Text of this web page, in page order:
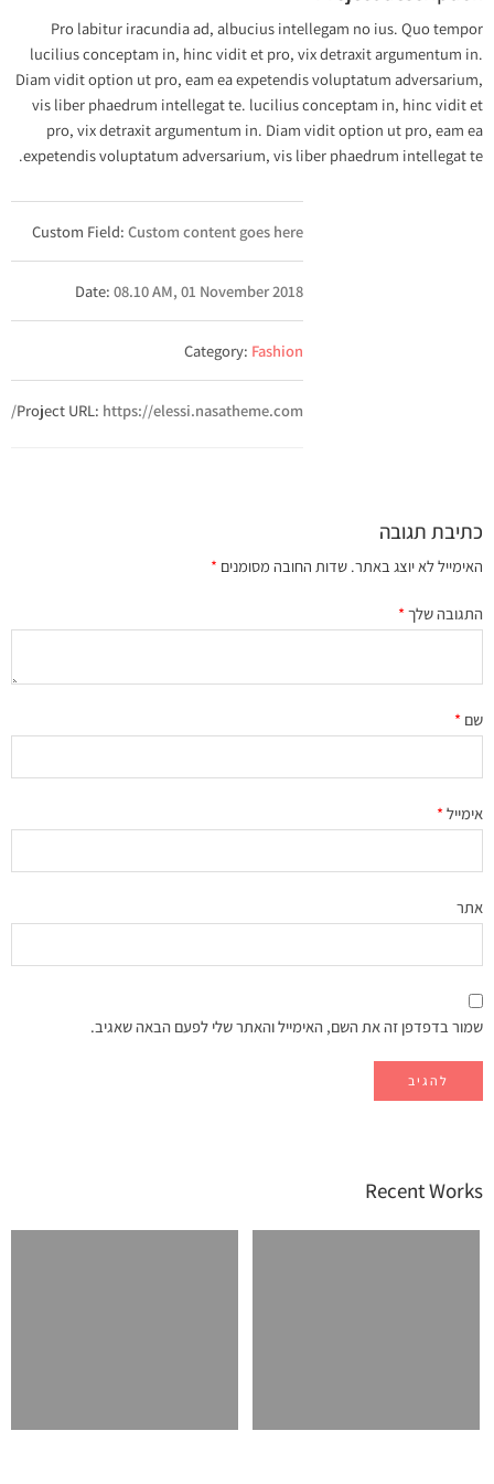
Pro labitur iracundia ad, albucius intellegam no ius. Quo tempor
lucilius conceptam in, hinc vidit et pro, vix detraxit argumentum in.
Diam vidit option ut pro, eam ea expetendis voluptatum adversarium,
vis liber phaedrum intellegat te. lucilius conceptam in, hinc vidit et
pro, vix detraxit argumentum in. Diam vidit option ut pro, eam ea
expetendis voluptatum adversarium, vis liber phaedrum intellegat te.
Custom Field: Custom content goes here
Date: 08.10 AM, 01 November 2018
Category: Fashion
Project URL: https://elessi.nasatheme.com/
כתיבת תגובה
האימייל לא יוצג באתר. שדות החובה מסומנים *
התגובה שלך*
שם *
אימייל*
אתר
שמור בדפדפן זה את השם, האימייל והאתר שלי לפעם הבאה שאגיב.
Recent Works